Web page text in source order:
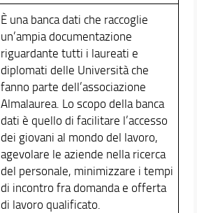
È una banca dati che raccoglie
un’ampia documentazione
riguardante tutti i laureati e
diplomati delle Università che
fanno parte dell’associazione
Almalaurea. Lo scopo della banca
dati è quello di facilitare l’accesso
dei giovani al mondo del lavoro,
agevolare le aziende nella ricerca
del personale, minimizzare i tempi
di incontro fra domanda e offerta
di lavoro qualificato.